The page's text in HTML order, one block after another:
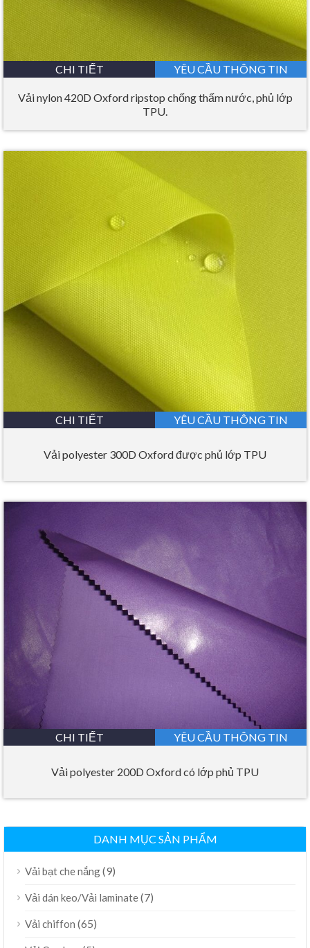
CHI TIẾT YÊU CẦU THÔNG TIN
Vải nylon 420D Oxford ripstop chống thấm nước, phủ lớp
TPU.
CHI TIẾT YÊU CẦU THÔNG TIN
Vải polyester 300D Oxford được phủ lớp TPU
CHI TIẾT YÊU CẦU THÔNG TIN
Vải polyester 200D Oxford có lớp phủ TPU
DANH MỤC SẢN PHẨM
Vải bạt che nắng(9)
Vải dán keo/Vải laminate(7)
Vải chiffon (65)